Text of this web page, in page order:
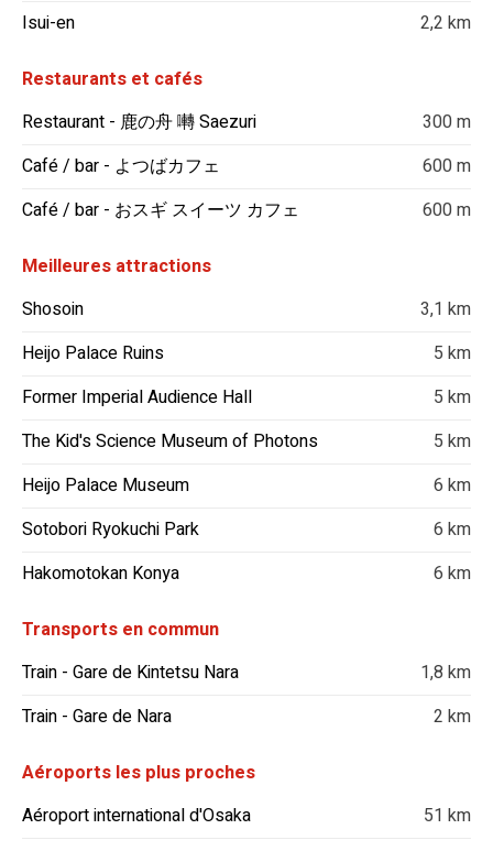
Isui-en 2,2 km
Restaurants et cafés
Restaurant - 鹿の舟 囀 Saezuri
300 m
Café / bar - よつばカフェ
600 m
Café / bar - おスギ スイーツ カフェ
600 m
Meilleures attractions
Shosoin
3,1 km
Heijo Palace Ruins
5 km
Former Imperial Audience Hall
5 km
The Kid's Science Museum of Photons
5 km
Heijo Palace Museum
6 km
Sotobori Ryokuchi Park
6 km
Hakomotokan Konya
6 km
Transports en commun
Train - Gare de Kintetsu Nara
1,8 km
Train - Gare de Nara
2 km
Aéroports les plus proches
Aéroport international d'Osaka
51 km